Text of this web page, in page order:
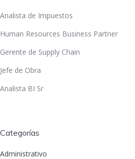
Analista de Impuestos
Human Resources Business Partner
Gerente de Supply Chain
Jefe de Obra
Analista BI Sr
Categorías
Administrativo